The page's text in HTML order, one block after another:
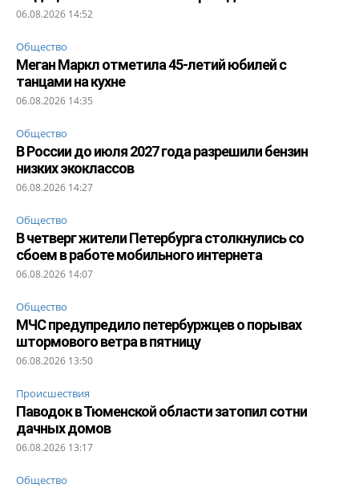
06.08.2026 14:52
Общество
Меган Маркл отметила 45-летий юбилей с
танцами на кухне
06.08.2026 14:35
Общество
В России до июля 2027 года разрешили бензин
низких экоклассов
06.08.2026 14:27
Общество
В четверг жители Петербурга столкнулись со
сбоем в работе мобильного интернета
06.08.2026 14:07
Общество
МЧС предупредило петербуржцев о порывах
штормового ветра в пятницу
06.08.2026 13:50
Происшествия
Паводок в Тюменской области затопил сотни
дачных домов
06.08.2026 13:17
Общество